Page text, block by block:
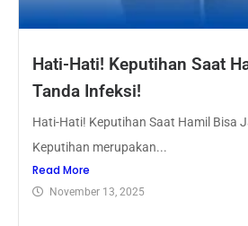
Hati-Hati! Keputihan Saat
Tanda Infeksi!
Hati-Hati! Keputihan Saat Hamil Bisa
Keputihan merupakan...
Read More
November 13, 2025